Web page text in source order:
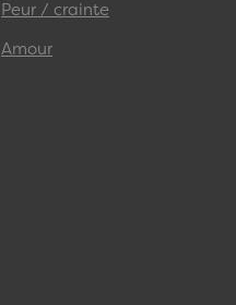
Peur / crainte
Amour